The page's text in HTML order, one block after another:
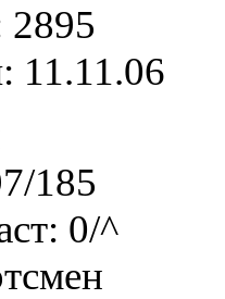
11.11.06
185
0/^